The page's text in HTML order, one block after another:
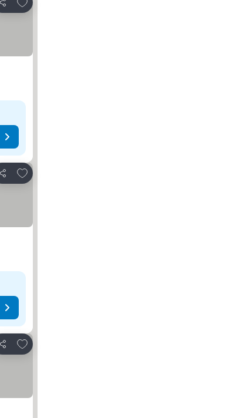
Teilen
Teilen
Zu Favoriten hinzufügen
Teilen
Zu Favoriten hinzufügen